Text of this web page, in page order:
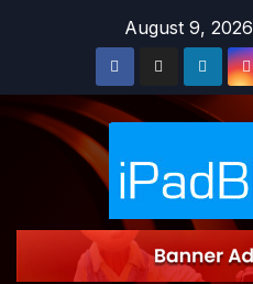
August 9, 2026